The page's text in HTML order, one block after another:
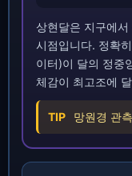
상현달은 지구에
시점입니다. 정확
이터)이 달의 정중
체감이 최고조에
TIP 망원경 관